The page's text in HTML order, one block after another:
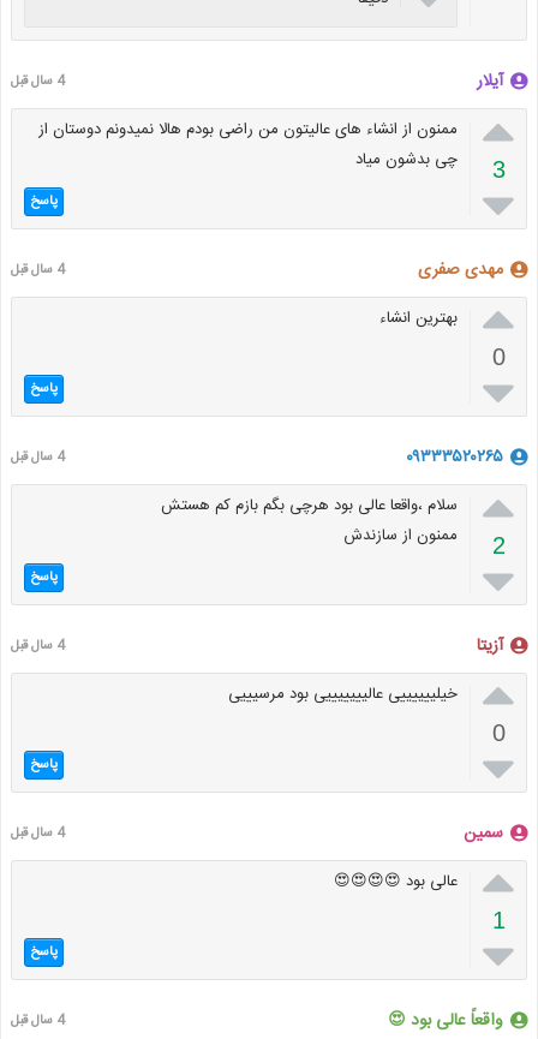
آیلار 4 سال قبل

3

ممنون از انشاء های عالیتون من راضی بودم هالا نمیدونم دوستان از
چی بدشون میاد
پاسخ
مهدی صفری 4 سال قبل

0

بهترین انشاء
پاسخ
۰۹۳۳۳۵۲۰۲۶۵ 4 سال قبل

2

سلام ،واقعا عالی بود هرچی بگم بازم کم هستش
ممنون از سازندش
پاسخ
آزیتا 4 سال قبل

0

خیلییییییی عالیییییییی بود مرسیییی
پاسخ
سمین 4 سال قبل

1

عالی بود 😍😍😍😍
پاسخ
واقعاً عالی بود 😍 4 سال قبل